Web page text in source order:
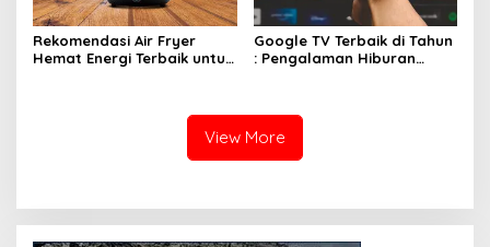
Rekomendasi Air Fryer
Hemat Energi Terbaik untuk
Google TV Terbaik di Tahun
: Pengalaman Hiburan
View More